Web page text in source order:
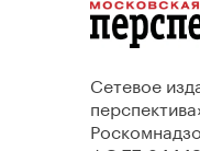
Сетевое